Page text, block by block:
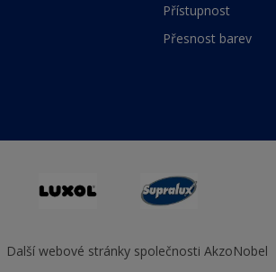
Přístupnost
Přesnost barev
Další webové stránky společnosti AkzoNobel